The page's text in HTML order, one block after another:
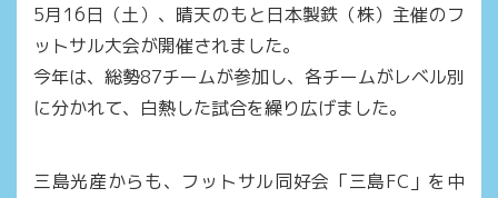
5月16日（土）、晴天のもと日本製鉄（株）主催のフ
ットサル大会が開催されました。
今年は、総勢87チームが参加し、各チームがレベル別
に分かれて、白熱した試合を繰り広げました。
三島光産からも、フットサル同好会「三島FC」を中